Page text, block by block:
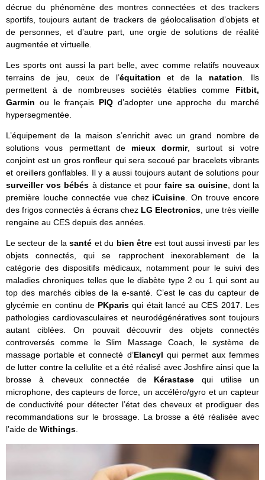
décrue du phénomène des montres connectées et des trackers
sportifs, toujours autant de trackers de géolocalisation d’objets et
de personnes, et d’autre part, une orgie de solutions de réalité
augmentée et virtuelle.
Les sports ont aussi la part belle, avec comme relatifs nouveaux
terrains de jeu, ceux de l’équitation et de la natation . Ils
permettent à de nombreuses sociétés établies comme Fitbit,
Garmin ou le français PIQ d’adopter une approche du marché
hypersegmentée.
L’équipement de la maison s’enrichit avec un grand nombre de
solutions vous permettant de mieux dormir, surtout si votre
conjoint est un gros ronfleur qui sera secoué par bracelets vibrants
et oreillers gonflables. Il y a aussi toujours autant de solutions pour
surveiller vos bébés à distance et pourfaire sa cuisine, dont la
première louche connectée vue cheziCuisine . On trouve encore
des frigos connectés à écrans chez LG Electronics , une très vieille
rengaine au CES depuis des années.
Le secteur de lasanté et du bien êtreest tout aussi investi par les
objets connectés, qui se rapprochent inexorablement de la
catégorie des dispositifs médicaux, notamment pour le suivi des
maladies chroniques telles que le diabète type 2 ou 1 qui sont au
top des marchés cibles de la e-santé. C’est le cas du capteur de
glycémie en continu de PKparis qui était lancé au CES 2017. Les
pathologies cardiovasculaires et neurodégénératives sont toujours
autant ciblées. On pouvait découvrir des objets connectés
controversés comme le Slim Massage Coach, le système de
massage portable et connecté d’Elancyl qui permet aux femmes
de lutter contre la cellulite et a été réalisé avec Joshfire ainsi que la
brosse à cheveux connectée de Kérastase qui utilise un
microphone, des capteurs de force, un accéléro/gyro et un capteur
de conductivité pour détecter l’état des cheveux et prodiguer des
recommandations sur le brossage. La brosse a été réalisée avec
l’aide de Withings